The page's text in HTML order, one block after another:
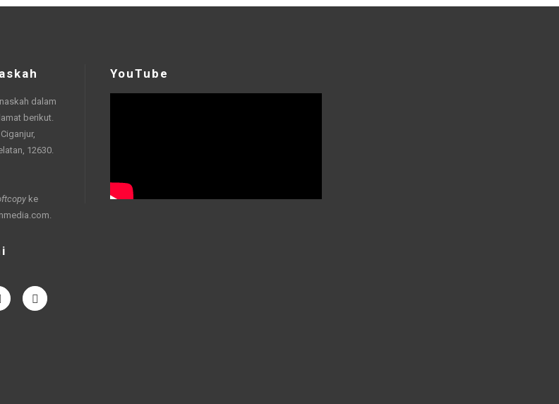
dalam
berikut.
12630.
ke
.
YouTube